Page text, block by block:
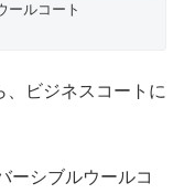
ールコート
、ビジネスコートに
ーシブルウールコ